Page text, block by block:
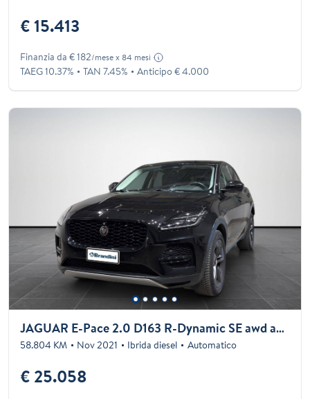
€ 15.413
Finanzia da € 182/mese x 84 mesi
TAEG 10.37% TAN 7.45% Anticipo € 4.000
JAGUAR E-Pace 2.0 D163 R-Dynamic SE awd auto
58.804 KM Nov 2021 Ibrida diesel Automatico
€ 25.058